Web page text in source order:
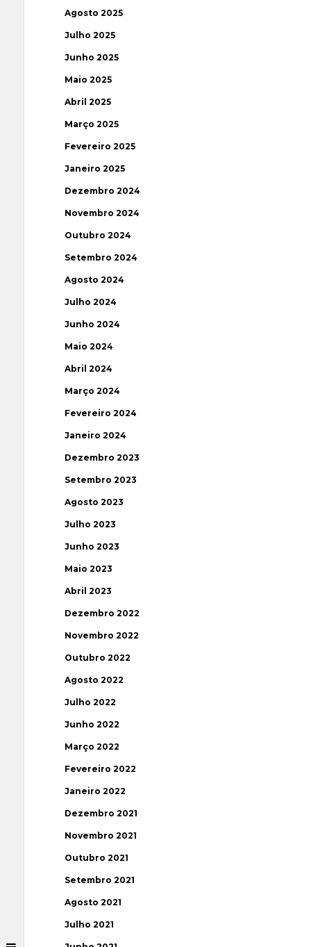
Agosto 2025
Julho 2025
Junho 2025
Maio 2025
Abril 2025
Março 2025
Fevereiro 2025
Janeiro 2025
Dezembro 2024
Novembro 2024
Outubro 2024
Setembro 2024
Agosto 2024
Julho 2024
Junho 2024
Maio 2024
Abril 2024
Março 2024
Fevereiro 2024
Janeiro 2024
Dezembro 2023
Setembro 2023
Agosto 2023
Julho 2023
Junho 2023
Maio 2023
Abril 2023
Dezembro 2022
Novembro 2022
Outubro 2022
Agosto 2022
Julho 2022
Junho 2022
Março 2022
Fevereiro 2022
Janeiro 2022
Dezembro 2021
Novembro 2021
Outubro 2021
Setembro 2021
Agosto 2021
Julho 2021